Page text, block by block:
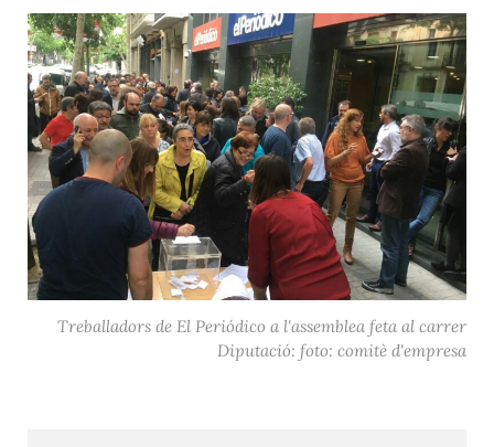
Treballadors de El Periódico a l'assemblea feta al carrer
Diputació: foto: comitè d'empresa